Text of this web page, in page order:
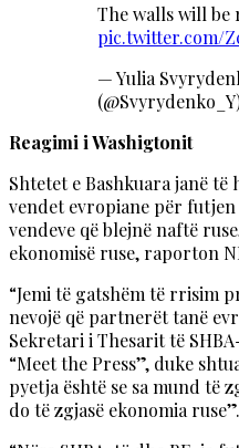
The walls will
pic.twitter.com/
— Yulia
Reagimi i Washigtonit
Shtetet e Bashkuara janë
vendet evropiane për futjen
vendeve që blejnë naftë
ekonomisë ruse, raporton
“Jemi të gatshëm të rrisim
nevojë që partnerët tanë
Sekretari i Thesarit të
“Meet the Press”, duke
pyetja është se sa mund të
do të zgjasë ekonomia ruse”.